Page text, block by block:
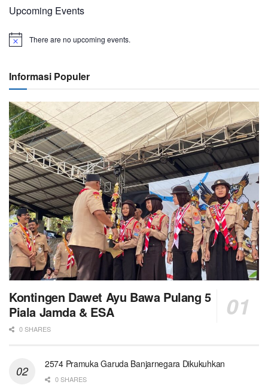
Upcoming Events
There are no upcoming events.
Informasi Populer
Kontingen Dawet Ayu Bawa Pulang 5
Piala Jamda & ESA
0 SHARES
2574 Pramuka Garuda Banjarnegara Dikukuhkan
0 SHARES